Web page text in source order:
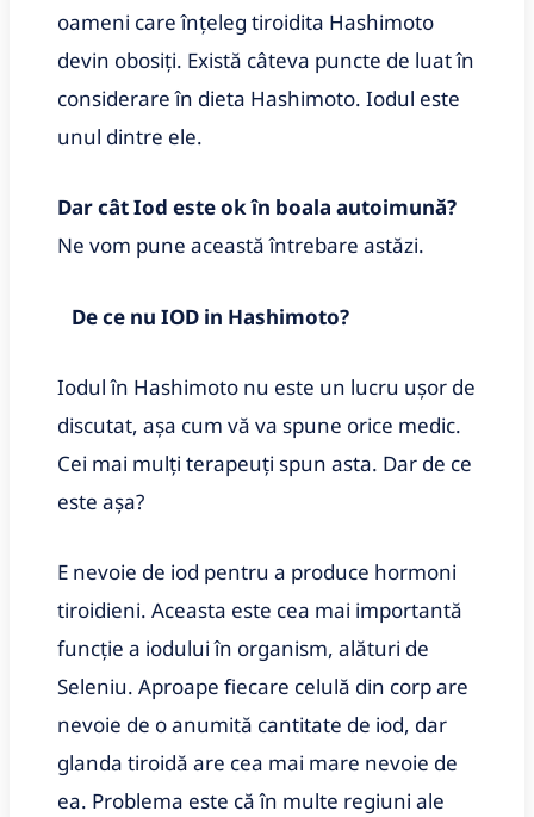
oameni care înțeleg tiroidita Hashimoto
devin obosiți. Există câteva puncte de luat în
considerare în dieta Hashimoto. Iodul este
unul dintre ele.
Dar cât Iod este ok în boala autoimună?
Ne vom pune această întrebare astăzi.
De ce nu IOD in Hashimoto?
Iodul în Hashimoto nu este un lucru ușor de
discutat, așa cum vă va spune orice medic.
Cei mai mulți terapeuți spun asta. Dar de ce
este așa?
E nevoie de iod pentru a produce hormoni
tiroidieni. Aceasta este cea mai importantă
funcție a iodului în organism, alături de
Seleniu. Aproape fiecare celulă din corp are
nevoie de o anumită cantitate de iod, dar
glanda tiroidă are cea mai mare nevoie de
ea. Problema este că în multe regiuni ale